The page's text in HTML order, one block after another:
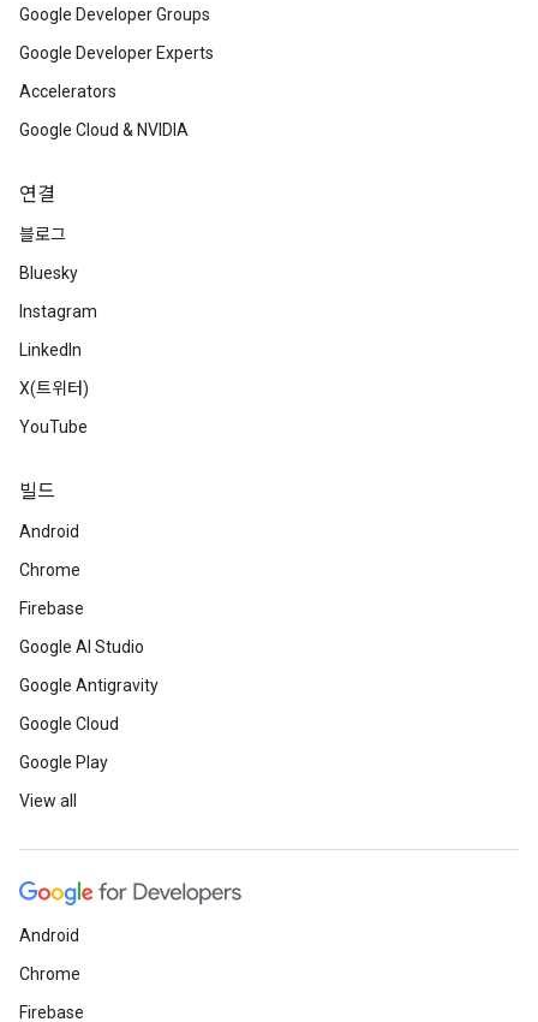
Google Developer Groups
Google Developer Experts
Accelerators
Google Cloud & NVIDIA
연결
블로그
Bluesky
Instagram
LinkedIn
X(트위터)
YouTube
빌드
Android
Chrome
Firebase
Google AI Studio
Google Antigravity
Google Cloud
Google Play
View all
Android
Chrome
Firebase